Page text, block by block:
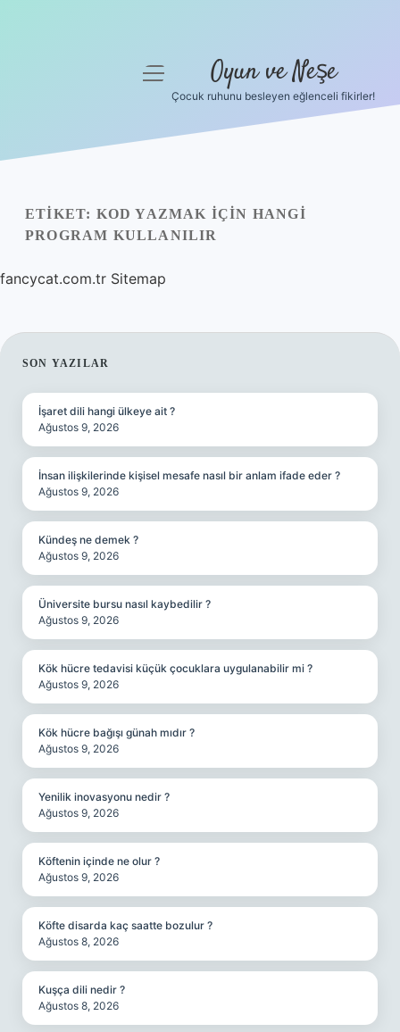
Yasal Uyarı
menüyü
Oyun ve Neşe
Çocuk ruhunu besleyen eğlenceli fikirler!
ETIKET: KOD YAZMAK IÇIN HANGI
PROGRAM KULLANILIR
fancycat.com.tr Sitemap
SIDEBAR
SON YAZILAR
İşaret dili hangi ülkeye ait ?
Ağustos 9, 2026
İnsan ilişkilerinde kişisel mesafe nasıl bir anlam ifade eder ?
Ağustos 9, 2026
Kündeş ne demek ?
Ağustos 9, 2026
Üniversite bursu nasıl kaybedilir ?
Ağustos 9, 2026
Kök hücre tedavisi küçük çocuklara uygulanabilir mi ?
Ağustos 9, 2026
Kök hücre bağışı günah mıdır ?
Ağustos 9, 2026
Yenilik inovasyonu nedir ?
Ağustos 9, 2026
Köftenin içinde ne olur ?
Ağustos 9, 2026
Köfte disarda kaç saatte bozulur ?
Ağustos 8, 2026
Kuşça dili nedir ?
Ağustos 8, 2026